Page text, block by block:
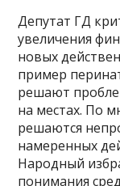
Депутат ГД
увеличения
новых
пример
решают
на местах. По
решаются
намеренных
Народный
понимания